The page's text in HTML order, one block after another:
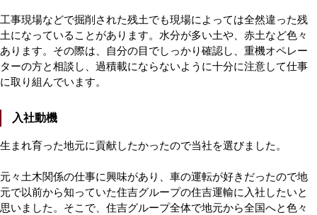
工事現場などで掘削された残土でも現場によっては全然違った残
土になっていることがあります。水分が多い土や、赤土など色々
あります。その際は、自分の目でしっかり確認し、重機オペレー
ターの方と相談し、過積載にならないように十分に注意して仕事
に取り組んでいます。
入社動機
生まれ育った地元に貢献したかったので当社を選びました。
元々土木関係の仕事に興味があり、車の運転が好きだったので地
元で以前から知っていた住吉グループの住吉運輸に入社したいと
思いました。そこで、住吉グループ全体で地元から全国へと色々